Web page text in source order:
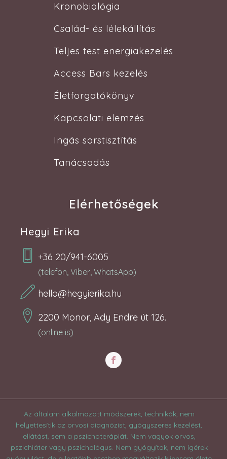
Kronobiológia
Család- és lélekállítás
Teljes test energiakezelés
Access Bars kezelés
Életforgatókönyv
Kapcsolati elemzés
Ingás sorstisztítás
Tanácsadás
Elérhetőségek
Hegyi Erika
+36 20/941-6005
(telefon, Viber, WhatsApp)
hello@hegyierika.hu
2200 Monor, Ady Endre út 126.
(online is)
Az általam alkalmazott módszerek, technikák, nem
helyettesítik az orvosi diagnózist, gyógyszeres kezelést,
ellátást, sem a pszichoterápiát. Nem vagyok orvos,
pszichiáter vagy pszichológus. Nem gyógyítok, nem ígérek